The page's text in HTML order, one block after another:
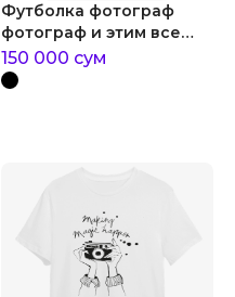
Футболка фотограф
фотограф и этим все
сказано
150 000 сум